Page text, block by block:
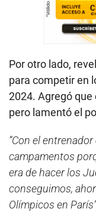
Por otro lado,
para competir en
2024. Agregó que
pero lamentó el
“Con el
campamentos
era de hacer los
conseguimos,
Olímpicos en París”